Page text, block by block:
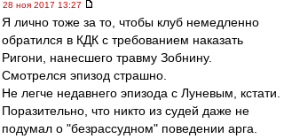
28 ноя 2017 13:27
Я лично тоже за то, чтобы клуб немедленно
обратился в КДК с требованием наказать
Ригони, нанесшего травму Зобнину.
Смотрелся эпизод страшно.
Не легче недавнего эпизода с Луневым, кстати.
Поразительно, что никто из судей даже не
подумал о "безрассудном" поведении арга.